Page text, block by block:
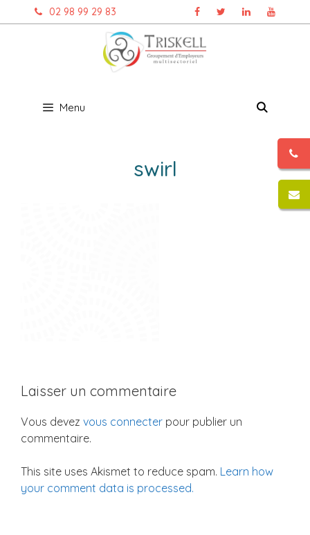
au
02 98 99 29 83
Menu
swirl
Laisser un commentaire
Vous devez vous connecter pour publier un
commentaire.
This site uses Akismet to reduce spam. Learn how
your comment data is processed.